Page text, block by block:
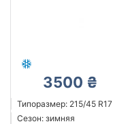
3500 ₴
Типоразмер: 215/45 R17
Сезон: зимняя